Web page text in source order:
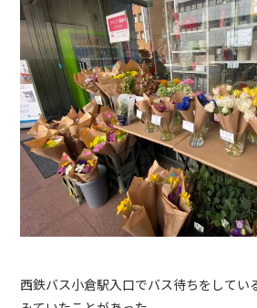
西鉄バス小倉駅入口でバス待ちをしてい